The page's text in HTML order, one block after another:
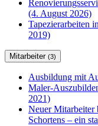
(4. August 2026)
Tapezierarbeiten
2019)
Mitarbeiter (3)
Ausbildung mit
Maler-
2021)
Neuer Mitarbeiter
Schortens – ein